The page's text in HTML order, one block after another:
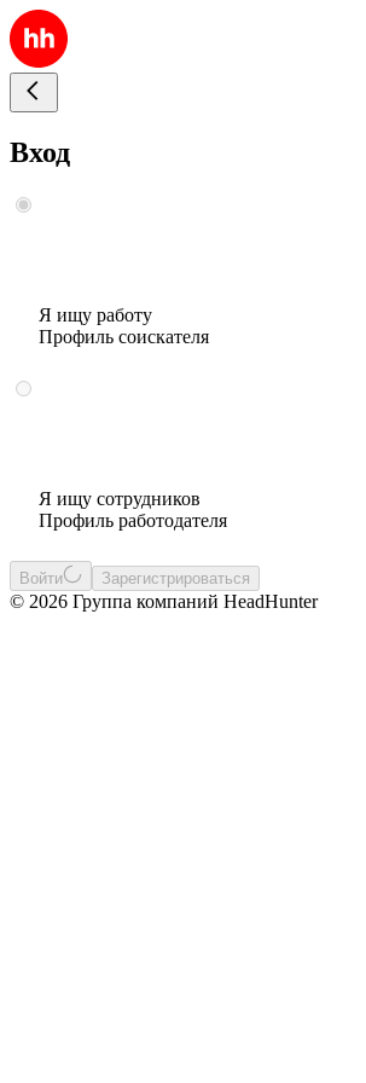
Вход
Я ищу работу
Профиль соискателя
Я ищу сотрудников
Профиль работодателя
Войти Зарегистрироваться
© 2026 Группа компаний HeadHunter